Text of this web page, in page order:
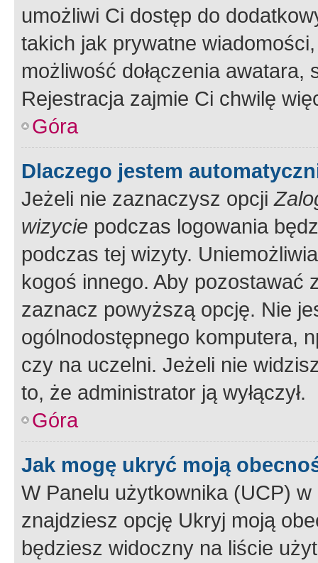
umożliwi Ci dostęp do
takich jak prywatne
możliwość dołączenia
Rejestracja zajmie Ci chwilę
Góra
Dlaczego jestem
Jeżeli nie zaznaczysz opcji
wizycie podczas logowania
podczas tej wizyty.
kogoś innego. Aby pozostawać
zaznacz powyższą opcję. Nie
ogólnodostępnego komputera,
czy na uczelni. Jeżeli nie
to, że administrator ją wyłączył.
Góra
Jak mogę ukryć moją
W Panelu użytkownika (UCP) w
znajdziesz opcję Ukryj moją
będziesz widoczny na liście